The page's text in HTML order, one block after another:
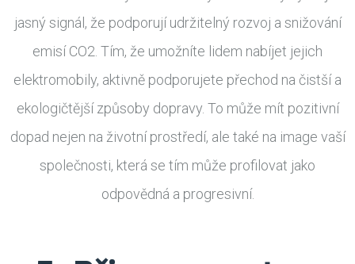
jasný signál, že podporují udržitelný rozvoj a snižování
emisí CO2. Tím, že umožníte lidem nabíjet jejich
elektromobily, aktivně podporujete přechod na čistší a
ekologičtější způsoby dopravy. To může mít pozitivní
dopad nejen na životní prostředí, ale také na image vaší
společnosti, která se tím může profilovat jako
odpovědná a progresivní.